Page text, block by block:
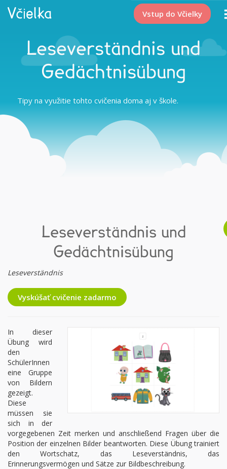
Vstup do Včielky
Leseverständnis und
Gedächtnisübung
Tipy na využitie tohto cvičenia doma aj v škole.
Leseverständnis und
Gedächtnisübung
Leseverständnis
Vyskúšať cvičenie zadarmo
In dieser
Übung wird
den
SchülerInnen
eine Gruppe
von Bildern
gezeigt.
Diese
müssen sie
sich in der
vorgegebenen Zeit merken und anschließend Fragen über die
Position der einzelnen Bilder beantworten. Diese Übung trainiert
den Wortschatz, das Leseverständnis, das
Erinnerungsvermögen und Sätze zur Bildbeschreibung.